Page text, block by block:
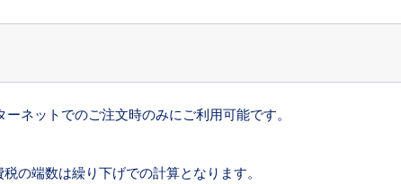
ネットでのご注文時のみにご利用可能です。
の端数は繰り下げでの計算となります。